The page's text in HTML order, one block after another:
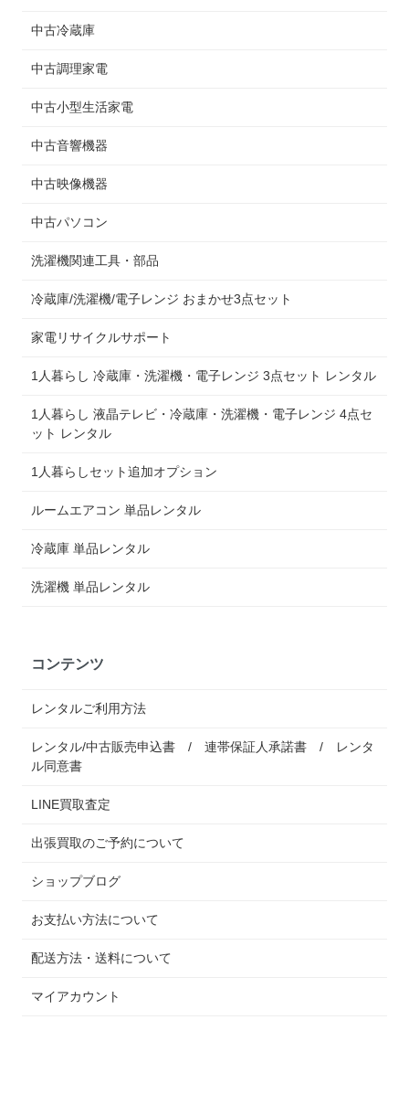
中古冷蔵庫
中古調理家電
中古小型生活家電
中古音響機器
中古映像機器
中古パソコン
洗濯機関連工具・部品
冷蔵庫/洗濯機/電子レンジ おまかせ3点セット
家電リサイクルサポート
1人暮らし 冷蔵庫・洗濯機・電子レンジ 3点セット レンタル
1人暮らし 液晶テレビ・冷蔵庫・洗濯機・電子レンジ 4点セ
ット レンタル
1人暮らしセット追加オプション
ルームエアコン 単品レンタル
冷蔵庫 単品レンタル
洗濯機 単品レンタル
コンテンツ
レンタルご利用方法
レンタル/中古販売申込書 / 連帯保証人承諾書 / レンタ
ル同意書
LINE買取査定
出張買取のご予約について
ショップブログ
お支払い方法について
配送方法・送料について
マイアカウント